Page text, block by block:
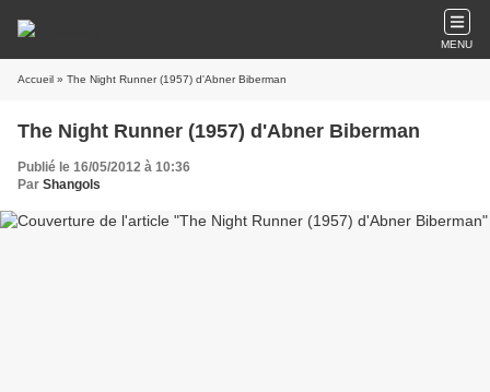
MENU
Accueil » The Night Runner (1957) d'Abner Biberman
The Night Runner (1957) d'Abner Biberman
Publié le 16/05/2012 à 10:36
Par Shangols